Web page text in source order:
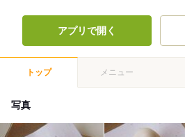
アプリで開く
トップ メニュー
写真